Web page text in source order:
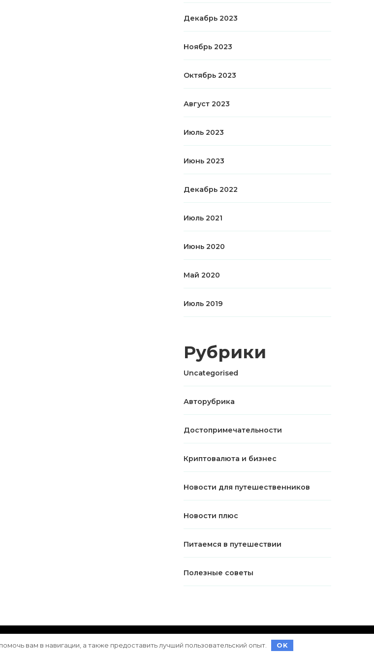
Декабрь 2023
Ноябрь 2023
Октябрь 2023
Август 2023
Июль 2023
Июнь 2023
Декабрь 2022
Июль 2021
Июнь 2020
Май 2020
Июль 2019
Рубрики
Uncategorised
Авторубрика
Достопримечательности
Криптовалюта и бизнес
Новости для путешественников
Новости плюс
Питаемся в путешествии
Полезные советы
WordPress
вам в навигации, а также предоставить лучший пользовательский опыт. OK